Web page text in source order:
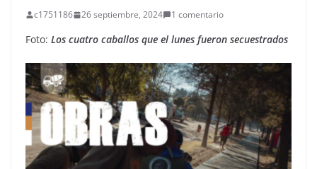
c1751186 26 septiembre, 2024 1 comentario
Foto: Los cuatro caballos que el lunes fueron secuestrados